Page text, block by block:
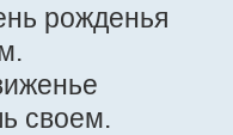
рожденья
своем.